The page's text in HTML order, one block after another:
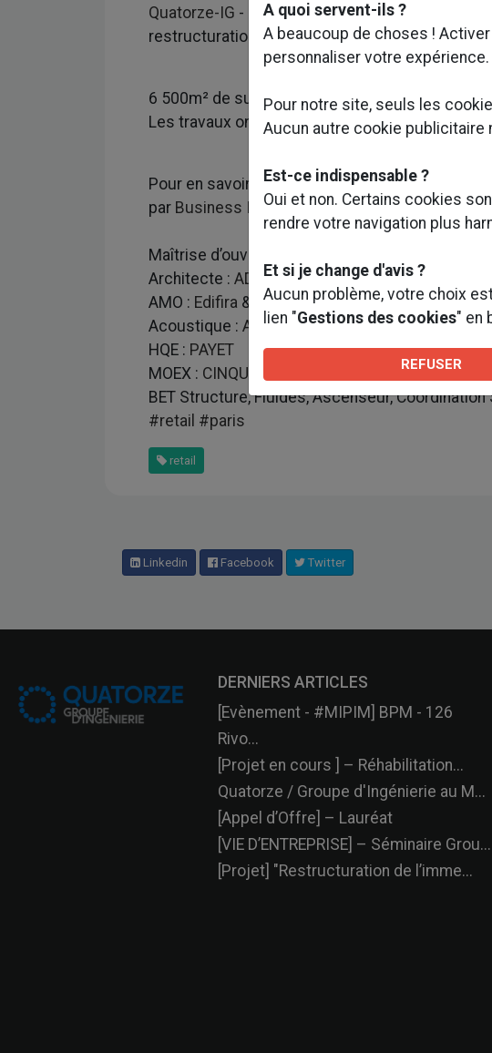
Quatorze-IG - Filiale de Groupe d'Ingénierie
restructuration lourde de cet immeuble
6 500m² de surfaces commerciales répartis
Les travaux ont démarré en mars pour une
Pour en savoir plus sur le sens de cette
par Business Immo lors du#MIPIM 2023 :
Maîtrise d’ouvrage :
Architecte : ADERI ARCHITECTES
AMO : Edifira & O2C Conseil
Acoustique : Acoustique Audio Conseil -
HQE : PAYET
MOEX : CINQUIEME ELEMENT
BET Structure, Fluides, Ascenseur, Coordination
#retail #paris
retail
Linkedin Facebook Twitter
DERNIERS ARTICLES
[Evènement - #MIPIM] BPM - 126
Rivo...
[Projet en cours ] – Réhabilitation...
Quatorze / Groupe d'Ingénierie au M...
[Appel d’Offre] – Lauréat
[VIE D’ENTREPRISE] – Séminaire Grou...
[Projet] "Restructuration de l’imme...
A quoi servent-ils ?
A beaucoup de choses !
personnaliser votre expérience.
Pour notre site, seuls les
Aucun autre cookie publicitaire
Est-ce indispensable ?
Oui et non. Certains cookies
rendre votre navigation plus
Et si je change d'avis ?
Aucun problème, votre choix
lien "Gestions des cookies" en
REFUSER